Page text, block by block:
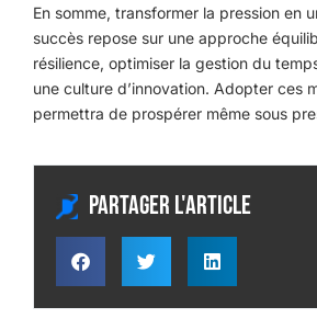
En somme, transformer la pression en
succès repose sur une approche
résilience, optimiser la gestion du
une culture d’innovation. Adopter ces
permettra de prospérer même sous
Partager l'article